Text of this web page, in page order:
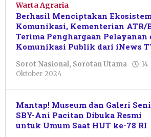
Warta Agraria
Berhasil Menciptakan
Komunikasi, Kementerian ATR/
Terima Penghargaan Pelayanan
Komunikasi Publik dari iNews
Sorot Nasional, Sorotan Utama
14
Oktober 2024
Shalahuddin
Mantap! Museum dan Galeri Seni
SBY-Ani Pacitan Dibuka Resmi
untuk Umum Saat HUT ke-78 RI